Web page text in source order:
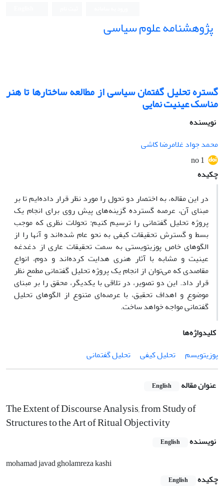
پژوهشنامه علوم سیاسی
گستره تحلیل گفتمان سیاسی از مطالعه ساختارها تا هنر
مناسک عینیت نمایی
نویسنده
محمد جواد غلامرضا کاشی
no 1
چکیده
در این مقاله، به اختصار دو تحول را مورد نظر قرار داده‌ایم تا بر
مبنای آن، عرصه گسترده گزینه‌های پیش روی برای انجام یک
پروژه تحلیل گفتمانی را ترسیم کنیم: تحولات نظری که موجب
بسط و گسترش تحقیقات کیفی به نحو عام شده‌اند و آنها را از
الگوهای خاص پوزیتویستی به سمت تحقیقات عاری از دغدغه
عینیت و مشابه با آثار هنری هدایت کرده‌اند و دوم، انواع
مقاصدی که می‌توان از انجام یک پرو‌ژه تحلیل گفتمانی مطمح نظر
قرار داد. این دو تصویر، در تلاقی با یکدیگر، محقق را بر مبنای
موضوع و اهداف تحقیق، با عرصه‌ای متنوع از الگوهای تحلیل
گفتمانی مواجه خواهد ساخت.
کلیدواژه‌ها
پوزیتویسم
تحلیل کیفی تحلیل گفتمانی
عنوان مقاله English
The Extent of Discourse Analysis, from Study of
Structures to the Art of Ritual Objectivity
نویسنده English
mohamad javad gholamreza kashi
چکیده
English